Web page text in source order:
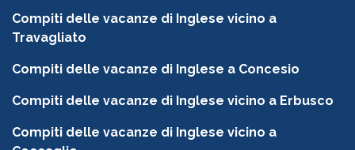
Compiti delle vacanze di Inglese vicino a
Travagliato
Compiti delle vacanze di Inglese a Concesio
Compiti delle vacanze di Inglese vicino a Erbusco
Compiti delle vacanze di Inglese vicino a